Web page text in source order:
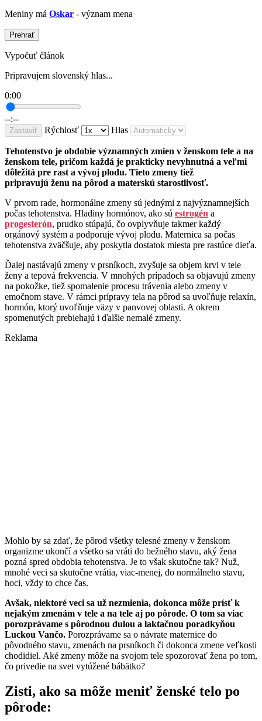
Meniny má Oskar - význam mena
Prehrať
Vypočuť článok
Pripravujem slovenský hlas...
0:00
--:--
Zastaviť Rýchlosť Hlas
Tehotenstvo je obdobie významných zmien v ženskom tele a na
ženskom tele, pričom každá je prakticky nevyhnutná a veľmi
dôležitá pre rast a vývoj plodu. Tieto zmeny tiež
pripravujú ženu na pôrod a materskú starostlivosť.
V prvom rade, hormonálne zmeny sú jednými z najvýznamnejších
počas tehotenstva. Hladiny hormónov, ako sú estrogén a
progesterón, prudko stúpajú, čo ovplyvňuje takmer každý
orgánový systém a podporuje vývoj plodu. Maternica sa počas
tehotenstva zväčšuje, aby poskytla dostatok miesta pre rastúce dieťa.
Ďalej nastávajú zmeny v prsníkoch, zvyšuje sa objem krvi v tele
ženy a tepová frekvencia. V mnohých prípadoch sa objavujú zmeny
na pokožke, tiež spomalenie procesu trávenia alebo zmeny v
emočnom stave. V rámci prípravy tela na pôrod sa uvoľňuje relaxín,
hormón, ktorý uvoľňuje väzy v panvovej oblasti. A okrem
spomenutých prebiehajú i ďalšie nemalé zmeny.
Reklama
Mohlo by sa zdať, že pôrod všetky telesné zmeny v ženskom
organizme ukončí a všetko sa vráti do bežného stavu, aký žena
pozná spred obdobia tehotenstva. Je to však skutočne tak? Nuž,
mnohé veci sa skutočne vrátia, viac-menej, do normálneho stavu,
hoci, vždy to chce čas.
Avšak, niektoré veci sa už nezmienia, dokonca môže prísť k
nejakým zmenám v tele a na tele aj po pôrode. O tom sa viac
porozprávame s pôrodnou dulou a laktačnou poradkyňou
Luckou Vančo. Porozprávame sa o návrate maternice do
pôvodného stavu, zmenách na prsníkoch či dokonca zmene veľkosti
chodidiel. Aké zmeny môže na svojom tele spozorovať žena po tom,
čo privedie na svet vytúžené bábätko?
Zisti, ako sa môže meniť ženské telo po
pôrode: